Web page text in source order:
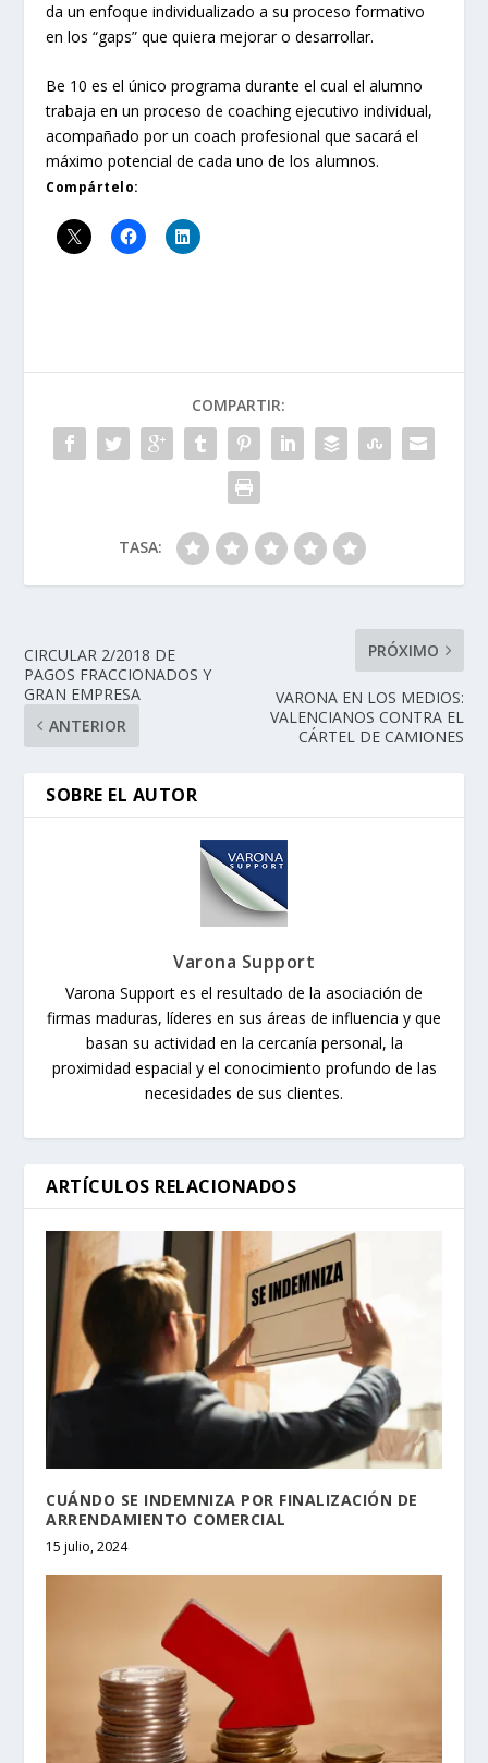
da un enfoque individualizado a su proceso formativo
en los “gaps” que quiera mejorar o desarrollar.
Be 10 es el único programa durante el cual el alumno
trabaja en un proceso de coaching ejecutivo individual,
acompañado por un coach profesional que sacará el
máximo potencial de cada uno de los alumnos.
Compártelo:
COMPARTIR:
TASA:
CIRCULAR 2/2018 DE
PAGOS FRACCIONADOS Y
GRAN EMPRESA
ANTERIOR
PRÓXIMO
VARONA EN LOS MEDIOS:
VALENCIANOS CONTRA EL
CÁRTEL DE CAMIONES
SOBRE EL AUTOR
Varona Support
Varona Support es el resultado de la asociación de
firmas maduras, líderes en sus áreas de influencia y que
basan su actividad en la cercanía personal, la
proximidad espacial y el conocimiento profundo de las
necesidades de sus clientes.
ARTÍCULOS RELACIONADOS
CUÁNDO SE INDEMNIZA POR FINALIZACIÓN DE
ARRENDAMIENTO COMERCIAL
15 julio, 2024